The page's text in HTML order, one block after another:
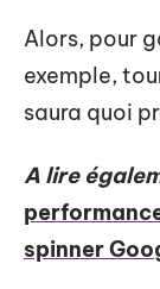
Alors, pour
exemple,
saura quoi
A lire
spinner